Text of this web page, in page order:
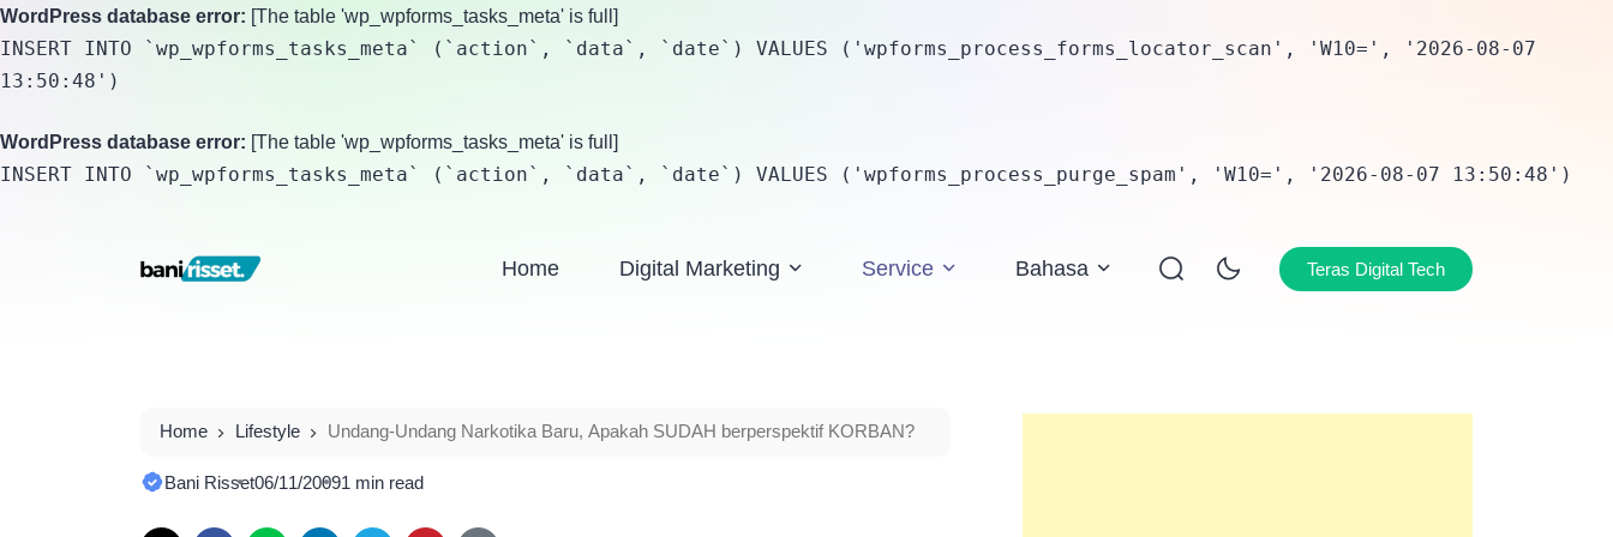
WordPress database error: [The table 'wp_wpforms_tasks_meta' is full]
INSERT INTO `wp_wpforms_tasks_meta` (`action`, `data`, `date`) VALUES ('wpforms_process_forms_locator_scan', 'W10=', '2026-08-07
13:50:48')
WordPress database error: [The table 'wp_wpforms_tasks_meta' is full]
INSERT INTO `wp_wpforms_tasks_meta` (`action`, `data`, `date`) VALUES ('wpforms_process_purge_spam', 'W10=', '2026-08-07 13:50:48')
Home Digital Marketing Service Bahasa Teras Digital Tech
Home Lifestyle Undang-Undang Narkotika Baru, Apakah SUDAH berperspektif KORBAN?
Bani Risset06/11/20091 min read